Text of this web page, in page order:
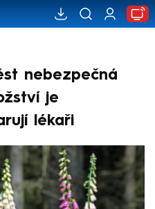
nebezpečná
je
lékaři